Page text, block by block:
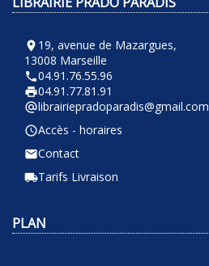
room 19, avenue de Mazargues,
13008 Marseille
phone04.91.76.55.96
local_printshop04.91.77.81.91
alternate_emaillibrairiepradoparadis@gmail.com
query_builderAccès - horaires
emailContact
local_shippingTarifs Livraison
PLAN